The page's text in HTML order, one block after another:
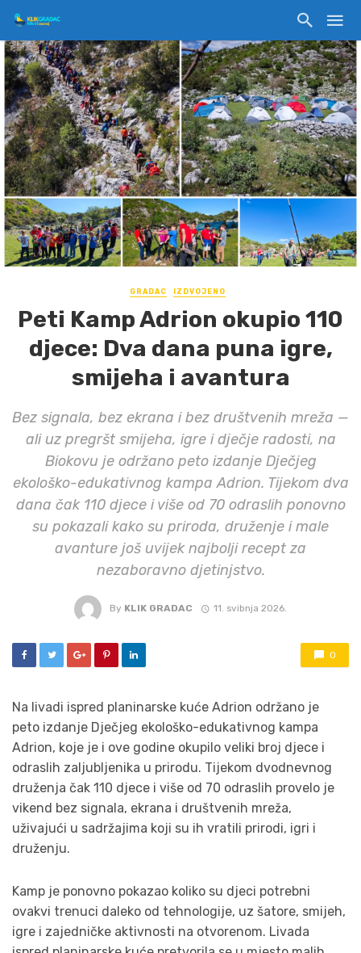
GRADAC IZDVOJENO
Peti Kamp Adrion okupio 110
djece: Dva dana puna igre,
smijeha i avantura
Bez signala, bez ekrana i bez društvenih mreža —
ali uz pregršt smijeha, igre i dječje radosti, na
Biokovu je održano peto izdanje Dječjeg
ekološko-edukativnog kampa Adrion. Tijekom dva
dana čak 110 djece i više od 70 odraslih ponovno
su pokazali kako su priroda, druženje i male
avanture još uvijek najbolji recept za
nezaboravno djetinjstvo.
By KLIK GRADAC 11. svibnja 2026.
0
Na livadi ispred planinarske kuće Adrion održano je
peto izdanje Dječjeg ekološko-edukativnog kampa
Adrion, koje je i ove godine okupilo veliki broj djece i
odraslih zaljubljenika u prirodu. Tijekom dvodnevnog
druženja čak 110 djece i više od 70 odraslih provelo je
vikend bez signala, ekrana i društvenih mreža,
uživajući u sadržajima koji su ih vratili prirodi, igri i
druženju.
Kamp je ponovno pokazao koliko su djeci potrebni
ovakvi trenuci daleko od tehnologije, uz šatore, smijeh,
igre i zajedničke aktivnosti na otvorenom. Livada